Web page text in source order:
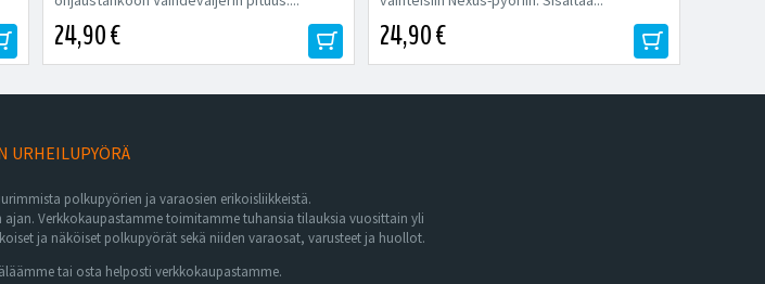
24,90 € 24,90 €
URHEILUPYÖRÄ
polkupyörien ja varaosien erikoisliikkeistä.
Verkkokaupastamme toimitamme tuhansia tilauksia vuosittain yli
ja näköiset polkupyörät sekä niiden varaosat, varusteet ja huollot.
tai osta helposti verkkokaupastamme.